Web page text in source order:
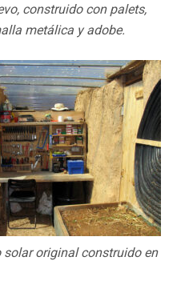
construido con palets,
metálica y adobe.
solar original construido en